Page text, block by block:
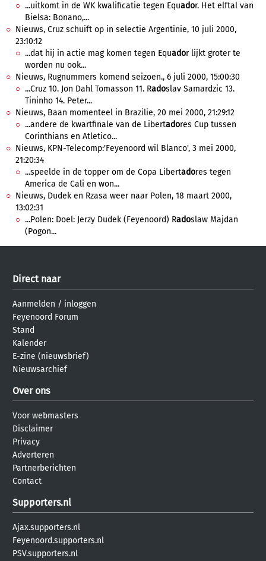
...uitkomt in de WK kwalificatie tegen Equador. Het elftal van
Bielsa: Bonano,...
Nieuws, Cruz schuift op in selectie Argentinie, 10 juli 2000,
23:10:12
...dat hij in actie mag komen tegen Equador lijkt groter te
worden nu ook...
Nieuws, Rugnummers komend seizoen., 6 juli 2000, 15:00:30
...Cruz 10. Jon Dahl Tomasson 11. Radoslav Samardzic 13.
Tininho 14. Peter...
Nieuws, Baan momenteel in Brazilie, 20 mei 2000, 21:29:12
...andere de kwartfinale van de Libertadores Cup tussen
Corinthians en Atletico...
Nieuws, KPN-Telecomp:'Feyenoord wil Blanco', 3 mei 2000,
21:20:34
...speelde in de topper om de Copa Libertadores tegen
America de Cali en won...
Nieuws, Dudek en Rzasa weer naar Polen, 18 maart 2000,
13:02:31
...Polen: Doel: Jerzy Dudek (Feyenoord) Radoslaw Majdan
(Pogon...
Direct naar
Aanmelden / inloggen
Feyenoord Forum
Stand
Kalender
E-zine (nieuwsbrief)
Nieuwsarchief
Over ons
Voor webmasters
Disclaimer
Privacy
Adverteren
Partnerberichten
Contact
Supporters.nl
Ajax.supporters.nl
Feyenoord.supporters.nl
PSV.supporters.nl